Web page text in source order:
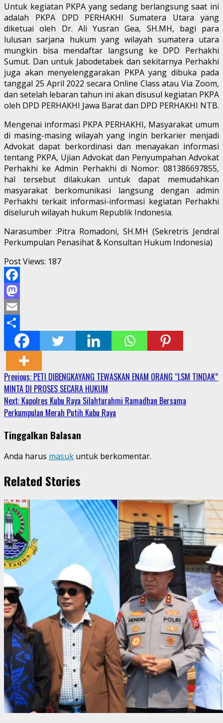
Untuk kegiatan PKPA yang sedang berlangsung saat ini
adalah PKPA DPD PERHAKHI Sumatera Utara yang
diketuai oleh Dr. Ali Yusran Gea, SH.MH, bagi para
lulusan sarjana hukum yang wilayah sumatera utara
mungkin bisa mendaftar langsung ke DPD Perhakhi
Sumut. Dan untuk Jabodetabek dan sekitarnya Perhakhi
juga akan menyelenggarakan PKPA yang dibuka pada
tanggal 25 April 2022 secara Online Class atau Via Zoom,
dan setelah lebaran tahun ini akan disusul kegiatan PKPA
oleh DPD PERHAKHI Jawa Barat dan DPD PERHAKHI NTB.
Mengenai informasi PKPA PERHAKHI, Masyarakat umum
di masing-masing wilayah yang ingin berkarier menjadi
Advokat dapat berkordinasi dan menayakan informasi
tentang PKPA, Ujian Advokat dan Penyumpahan Advokat
Perhakhi ke Admin Perhakhi di Nomor: 081386697855,
hal tersebut dilakukan untuk dapat memudahkan
masyarakat berkomunikasi langsung dengan admin
Perhakhi terkait informasi-informasi kegiatan Perhakhi
diseluruh wilayah hukum Republik Indonesia.
Narasumber :Pitra Romadoni, SH.MH (Sekretris Jendral
Perkumpulan Penasihat & Konsultan Hukum Indonesia)
Post Views: 187
Facebook
Mastodon
Email
Share
Continue
Reading
Previous: PETI DIBENGKAYANG TEWASKAN ENAM ORANG “LSM TINDAK”
MINTA DI PROSES SECARA HUKUM
Next: Kapolres Kubu Raya Silahturahmi Ramadhan Bersama
Perkumpulan Merah Putih Kubu Raya
Tinggalkan Balasan
Anda harus masuk untuk berkomentar.
Related Stories